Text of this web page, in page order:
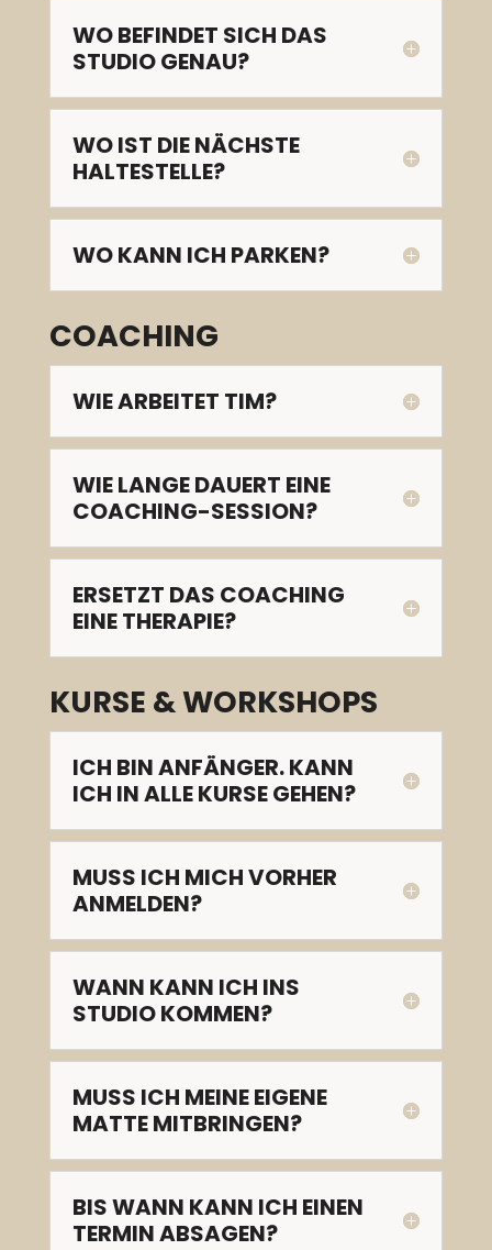
WO BEFINDET SICH DAS
STUDIO GENAU?
WO IST DIE NÄCHSTE
HALTESTELLE?
WO KANN ICH PARKEN?
COACHING
WIE ARBEITET TIM?
WIE LANGE DAUERT EINE
COACHING-SESSION?
ERSETZT DAS COACHING
EINE THERAPIE?
KURSE & WORKSHOPS
ICH BIN ANFÄNGER. KANN
ICH IN ALLE KURSE GEHEN?
MUSS ICH MICH VORHER
ANMELDEN?
WANN KANN ICH INS
STUDIO KOMMEN?
MUSS ICH MEINE EIGENE
MATTE MITBRINGEN?
BIS WANN KANN ICH EINEN
TERMIN ABSAGEN?